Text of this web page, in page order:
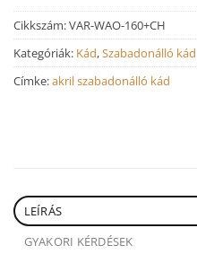
Cikkszám:VAR-WAO-160+CH
Kategóriák: Kád,Szabadonálló kád
Címke:akril szabadonálló kád
LEÍRÁS
GYAKORI KÉRDÉSEK